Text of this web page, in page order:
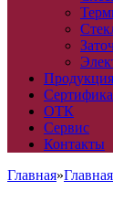
Продукция
ОТК
Сервис
Контакты
Главная»